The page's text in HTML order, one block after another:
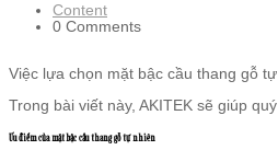
Content
0 Comments
Việc lựa chọn mặt bậc cầu thang gỗ
Trong bài viết này, AKITEK sẽ giúp
Ưu điểm của mặt bậc cầu thang gỗ tự nhiên